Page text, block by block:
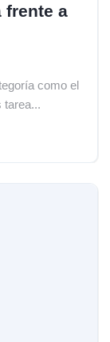
frente a
como el
tarea...